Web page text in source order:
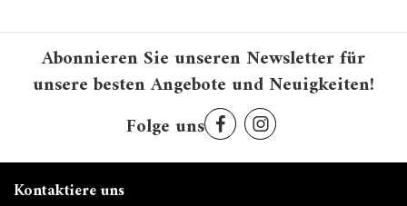
Abonnieren Sie unseren Newsletter für
unsere besten Angebote und Neuigkeiten!
Folge uns
Kontaktiere uns